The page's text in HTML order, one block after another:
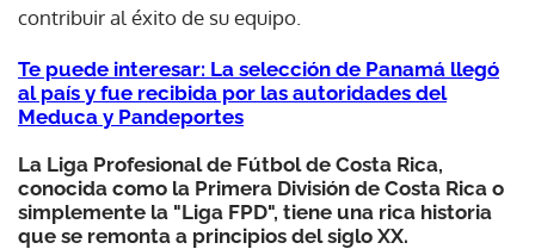
contribuir al éxito de su equipo.
Te puede interesar: La selección de Panamá llegó
al país y fue recibida por las autoridades del
Meduca y Pandeportes
La Liga Profesional de Fútbol de Costa Rica,
conocida como la Primera División de Costa Rica o
simplemente la "Liga FPD", tiene una rica historia
que se remonta a principios del siglo XX.